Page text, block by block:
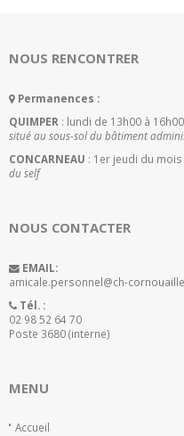
NOUS RENCONTRER
Permanences :
QUIMPER : lundi de 13h00 à
situé au sous-sol du bâtiment
CONCARNEAU : 1er jeudi du
du self
NOUS CONTACTER
EMAIL:
amicale.personnel@ch-
Tél. :
02 98 52 64 70
Poste 3680 (interne)
MENU
Accueil